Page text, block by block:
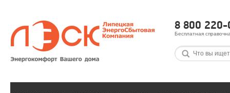
8 800
Бесплатная